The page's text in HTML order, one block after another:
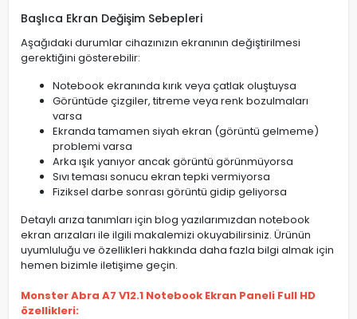
Başlıca Ekran Değişim Sebepleri
Aşağıdaki durumlar cihazınızın ekranının değiştirilmesi
gerektiğini gösterebilir:
Notebook ekranında kırık veya çatlak oluştuysa
Görüntüde çizgiler, titreme veya renk bozulmaları
varsa
Ekranda tamamen siyah ekran (görüntü gelmeme)
problemi varsa
Arka ışık yanıyor ancak görüntü görünmüyorsa
Sıvı teması sonucu ekran tepki vermiyorsa
Fiziksel darbe sonrası görüntü gidip geliyorsa
Detaylı arıza tanımları için blog yazılarımızdan notebook
ekran arızaları ile ilgili makalemizi okuyabilirsiniz. Ürünün
uyumluluğu ve özellikleri hakkında daha fazla bilgi almak için
hemen bizimle iletişime geçin.
Monster Abra A7 V12.1 Notebook Ekran Paneli Full HD
özellikleri: